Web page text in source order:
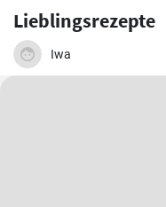
Lieblingsrezepte
Iwa